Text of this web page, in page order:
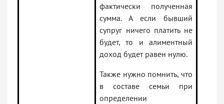
фактически полученная
сумма. А если бывший
супруг ничего платить не
будет, то и алиментный
доход будет равен нулю.
Также нужно помнить, что
в составе семьи при
определении